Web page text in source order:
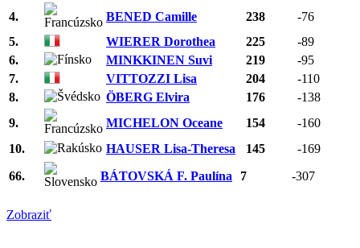
4. BENED Camille 238
-76
5.
WIERER Dorothea 225
-89
6.
MINKKINEN Suvi 219
-95
7.
VITTOZZI Lisa 204
-110
8.
ÖBERG Elvira 176
-138
9.
MICHELON Oceane 154
-160
10.
HAUSER Lisa-Theresa 145
-169
66.
BÁTOVSKÁ F. Paulína 7 -307
Zobraziť